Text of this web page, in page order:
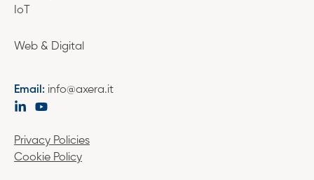
IoT
Web & Digital
Email: info@axera.it
Privacy Policies
Cookie Policy